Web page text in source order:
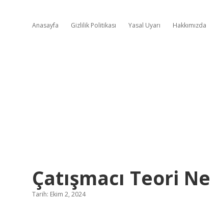
Anasayfa Gizlilik Politikası Yasal Uyarı Hakkımızda
Çatışmacı Teori
Tarih: Ekim 2, 2024